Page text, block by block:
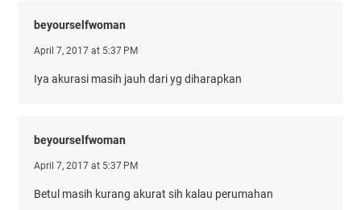
beyourselfwoman
April 7, 2017 at 5:37 PM
Iya akurasi masih jauh dari yg diharapkan
beyourselfwoman
April 7, 2017 at 5:37 PM
Betul masih kurang akurat sih kalau perumahan